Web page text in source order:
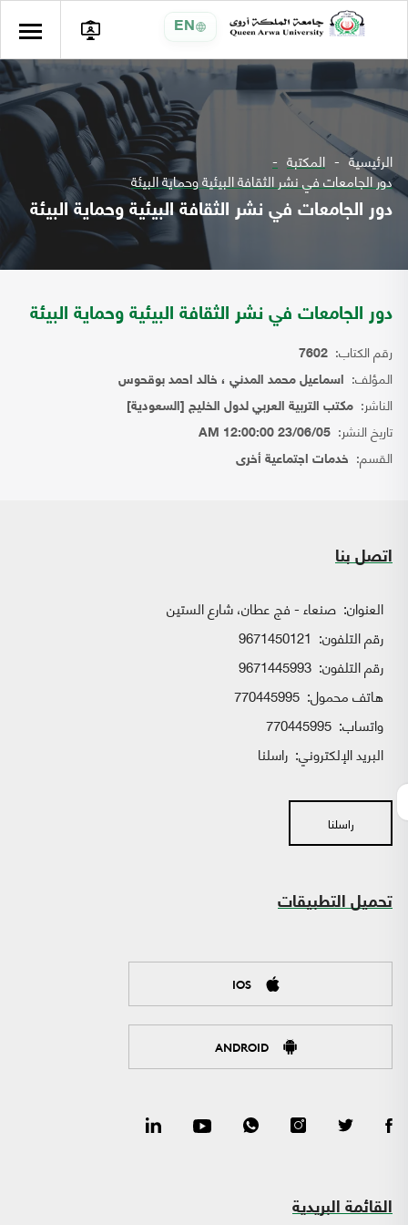
EN
الرئيسية المكتبة
دور الجامعات في نشر الثقافة البيئية وحماية البيئة
دور الجامعات في نشر الثقافة البيئية وحماية البيئة
دور الجامعات في نشر الثقافة البيئية وحماية البيئة
رقم الكتاب: 7602
المؤلف: اسماعيل محمد المدني ، خالد احمد بوقحوس
الناشر: مكتب التربية العربي لدول الخليج [السعودية]
تاريخ النشر: 23/06/05 12:00:00 AM
القسم: خدمات اجتماعية أخرى
اتصل بنا
العنوان: صنعاء - فج عطان، شارع الستين
رقم التلفون: 9671450121
رقم التلفون: 9671445993
هاتف محمول: 770445995
واتساب:
البريد الإلكتروني: راسلنا
راسلنا
تحميل التطبيقات
IOS
ANDROID
القائمة البريدية